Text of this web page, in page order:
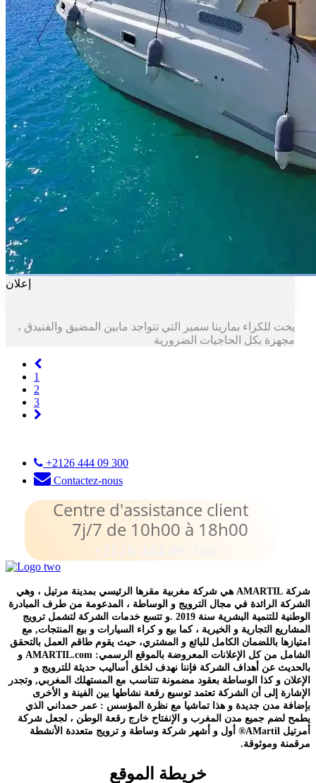
إعلان
يخت للكراء بمارينا سمير التي تتواجد مابين المضيق والفنيدق ،
مجهزة بكل الحاجيات الضرورية
Previous
1
2
3
+2126 444 09 300
Contactez-nous
Centre d'assistance client
7j/7 de 10h00 à 18h00
+2126 444 09 300
شركة AMARTIL هي شركة مغربية مقرها الرئيسي بمدينة مرتيل ، وهي
الشركة الرائدة في مجال الترويج و الوساطة ، المدعومة من طرف المبادرة
الوطنية للتنمية البشرية سنة 2019 .و تتسع خدمات الشركة لتشمل ترويج
المشاريع التجارية و الخيرية ، كما بيع و كراء السيارات و بيع المنتجات, مع
امتيازها باللضمان الكامل للبائع و المشتري، حيث يقوم طاقم العمل بالتحقق
الشامل من كل الإعلانات المعروضة بالموقع الرسمي: AMARTIL.com و
بالحديث عن أهداف الشركة فإننا نهدف لخلق أساليب حديثة للترويج و
الإعلان و كذا الوساطة بعقود مضمونة تتناسب مع المستهلك المغربي, وتجدر
الإشارة إلى أن الشركة تعتمد توسيع رقعة نشاطها بين الفينة و الأخرى
بإضافة مدن جديدة و هذا تماشيا مع نظرة المؤسس : عمر حمداني الذي
يطمح لضم جميع مدن المغرب و الإنفتاح خارج رقعة الوطن ، لجعل شركة
أمرتيل AMartil® أول و أشهر شركة وساطة و ترويج متعددة الأنشطة
مرقمنة وموثوقة.
خريطة الموقع